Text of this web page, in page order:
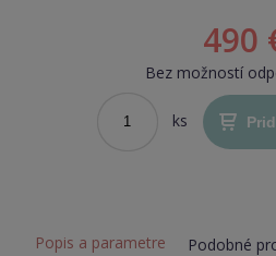
490
Bez možností
ks
Popis a parametre Podobné